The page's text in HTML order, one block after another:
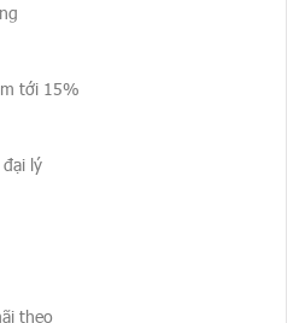
tới 15%
lý
theo